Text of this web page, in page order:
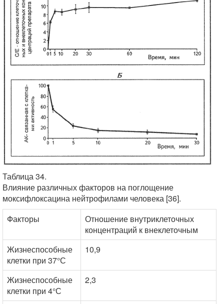
Таблица 34.
Влияние различных факторов на поглощение
моксифлоксацина нейтрофилами человека [36].
Факторы
Отношение внутриклеточных
концентраций к внеклеточным
Жизнеспособные
клетки при 37°С
10,9
Жизнеспособные
клетки при 4°С
2,3